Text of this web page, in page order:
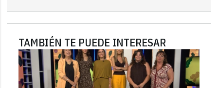
TAMBIÉN TE PUEDE INTERESAR